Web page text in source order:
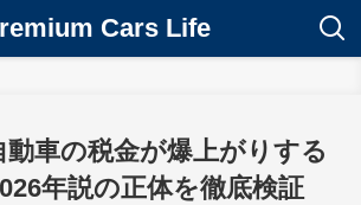
Cars Life
動車の税金が爆上がりする
年説の正体を徹底検証